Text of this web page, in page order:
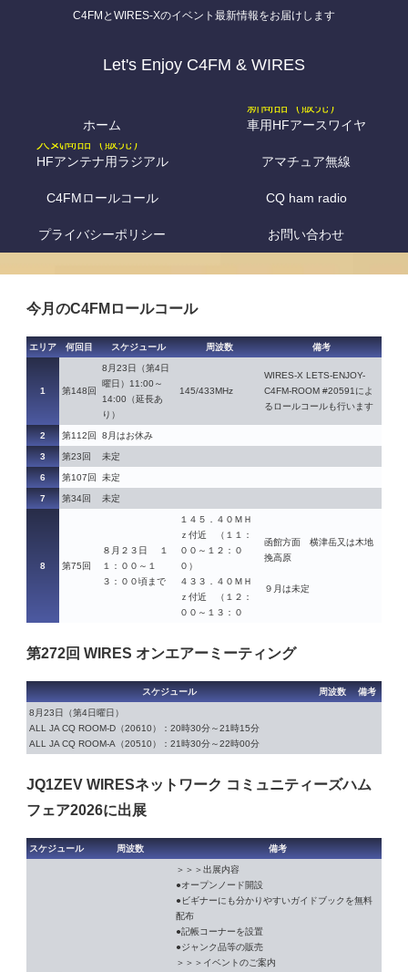
C4FMとWIRES-Xのイベント最新情報をお届けします
Let's Enjoy C4FM & WIRES
ホーム 車用HFアースワイヤ
HFアンテナ用ラジアル アマチュア無線
C4FMロールコール CQ ham radio
プライバシーポリシー お問い合わせ
今月のC4FMロールコール
エリア 何回目 スケジュール 周波数 備考
1 第148回
8月23日（第4日
曜日）11:00～
14:00（延長あ
り）
145/433MHz
WIRES-X LETS-ENJOY-
C4FM-ROOM #20591によ
るロールコールも行います
2 第112回 8月はお休み
3 第23回 未定
6 第107回 未定
7 第34回 未定
8 第75回
８月２３日 １
１：００～１
３：００頃まで
１４５．４０ＭＨ
ｚ付近 （１１：
００～１２：０
０）
４３３．４０ＭＨ
ｚ付近 （１２：
００～１３：０
函館方面 横津岳又は木地
挽高原
９月は未定
第272回 WIRES オンエアーミーティング
スケジュール 周波数 備考
8月23日（第4日曜日）
ALL JA CQ ROOM-D（20610）：20時30分～21時15分
ALL JA CQ ROOM-A（20510）：21時30分～22時00分
JQ1ZEV WIRESネットワーク コミュニティーズハム
フェア2026に出展
スケジュール 周波数 備考
＞＞＞出展内容
●オープンノード開設
●ビギナーにも分かりやすいガイドブックを無料
配布
●記帳コーナーを設置
●ジャンク品等の販売
＞＞＞イベントのご案内